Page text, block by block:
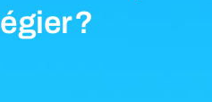
?